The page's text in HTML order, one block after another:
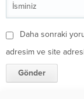
Daha sonraki
adresim ve site